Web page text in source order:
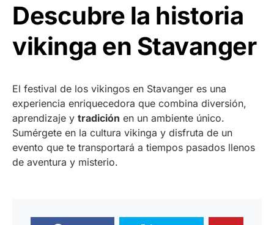
Descubre la historia
vikinga en Stavanger
El festival de los vikingos en Stavanger es una
experiencia enriquecedora que combina diversión,
aprendizaje y tradición en un ambiente único.
Sumérgete en la cultura vikinga y disfruta de un
evento que te transportará a tiempos pasados llenos
de aventura y misterio.